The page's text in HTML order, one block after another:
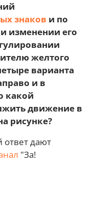
знаков и по
изменении его
желтого
варианта
и в
какой
движение в
рисунке?
ответ дают
"За!